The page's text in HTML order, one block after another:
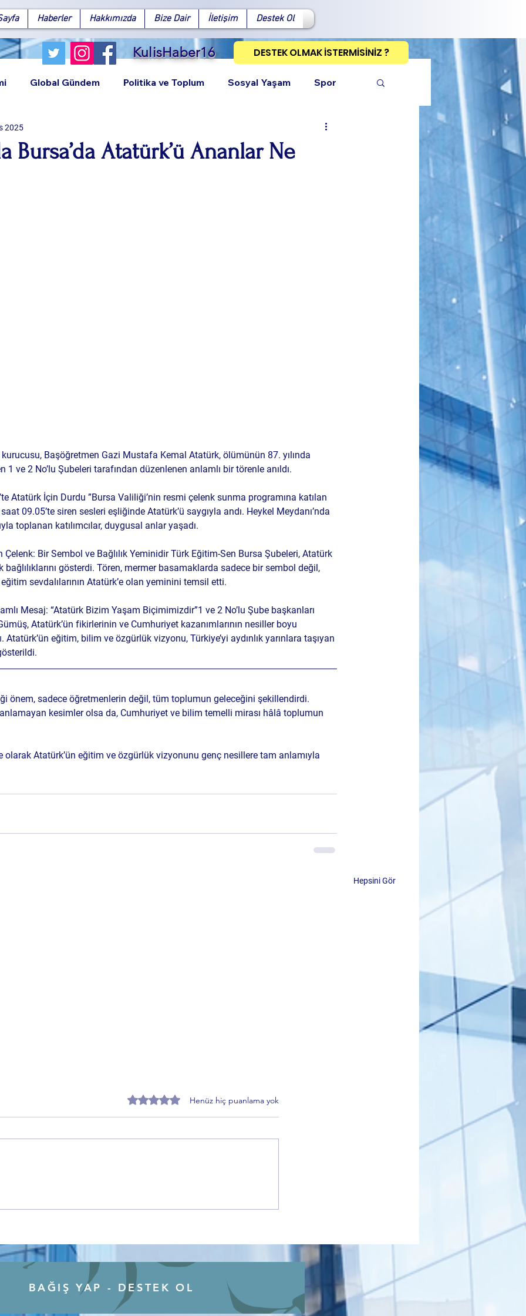
Haberler Hakkımızda Bize Dair İletişim Destek Ol
KulisHaber16 DESTEK OLMAK İSTERMİSİNİZ ?
Global Gündem Politika ve Toplum Sosyal Yaşam Spor
Bursa’da Atatürk’ü Ananlar Ne
2025
Başöğretmen Gazi Mustafa Kemal Atatürk, ölümünün 87. yılında
1 ve 2 No’lu Şubeleri tarafından düzenlenen anlamlı bir törenle anıldı.
Atatürk İçin Durdu ”Bursa Valiliği’nin resmi çelenk sunma programına katılan
09.05’te siren sesleri eşliğinde Atatürk’ü saygıyla andı. Heykel Meydanı’nda
toplanan katılımcılar, duygusal anlar yaşadı.
Çelenk: Bir Sembol ve Bağlılık Yeminidir Türk Eğitim-Sen Bursa Şubeleri, Atatürk
bağlılıklarını gösterdi. Tören, mermer basamaklarda sadece bir sembol değil,
sevdalılarının Atatürk’e olan yeminini temsil etti.
Mesaj: “Atatürk Bizim Yaşam Biçimimizdir”1 ve 2 No’lu Şube başkanları
Atatürk’ün fikirlerinin ve Cumhuriyet kazanımlarının nesiller boyu
Atatürk’ün eğitim, bilim ve özgürlük vizyonu, Türkiye’yi aydınlık yarınlara taşıyan
önem, sadece öğretmenlerin değil, tüm toplumun geleceğini şekillendirdi.
kesimler olsa da, Cumhuriyet ve bilim temelli mirası hâlâ toplumun
olarak Atatürk’ün eğitim ve özgürlük vizyonunu genç nesillere tam anlamıyla
Hepsini Gör
Üye Vurgusu
Süreci Açıklaması
5 üzerinden 0 yıldızHenüz hiç puanlama yok
BAĞIŞ YAP - DESTEK OL